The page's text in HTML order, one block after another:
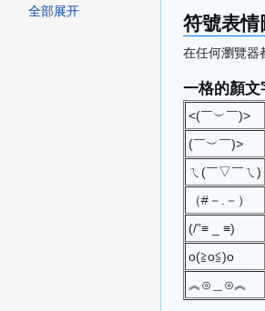
符號表情
在任何瀏覽器
一格的顏文
<(￣︶￣)>
(￣︶￣)>
ㄟ(￣▽￣ㄟ)
（#－.－）
(/”≡ _ ≡)
o(≧o≦)o
︽⊙＿⊙︽
全部展开